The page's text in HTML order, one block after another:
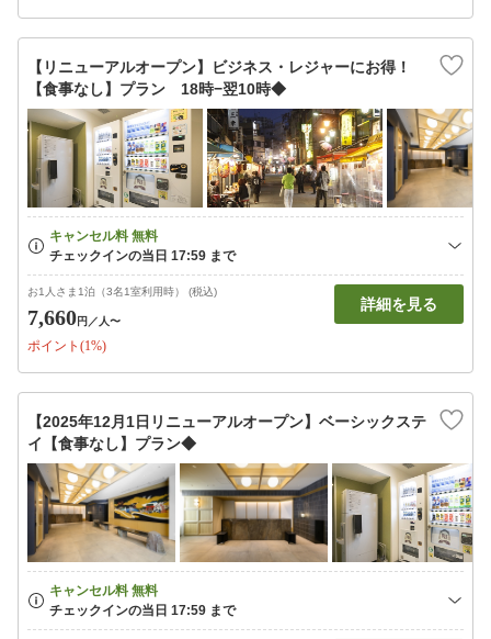
【リニューアルオープン】ビジネス・レジャーにお得！
【食事なし】プラン 18時−翌10時◆
お1人さま1泊（3名1室利用時） (税込)
7,660円 ／人〜
ポイント(1%)
詳細を見る
【2025年12月1日リニューアルオープン】ベーシックステ
イ【食事なし】プラン◆